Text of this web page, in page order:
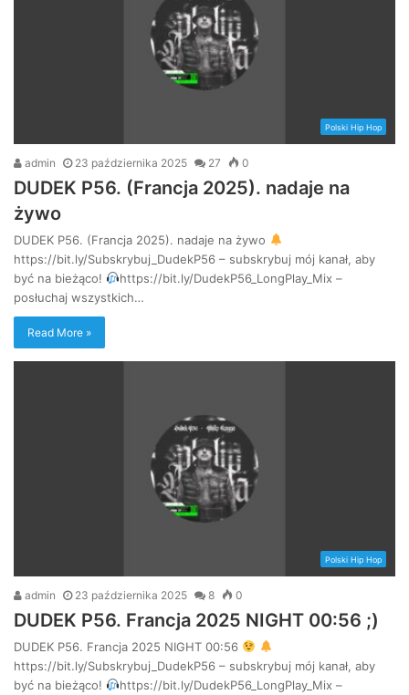
Polski Hip Hop
admin 23 października 2025 27 0
DUDEK P56. (Francja 2025). nadaje na
żywo
DUDEK P56. (Francja 2025). nadaje na żywo
https://bit.ly/Subskrybuj_DudekP56 – subskrybuj mój kanał, aby
być na bieżąco!
https://bit.ly/DudekP56_LongPlay_Mix –
posłuchaj wszystkich…
Read More »
Polski Hip Hop
admin 23 października 2025 8 0
DUDEK P56. Francja 2025 NIGHT 00:56 ;)
DUDEK P56. Francja 2025 NIGHT 00:56
https://bit.ly/Subskrybuj_DudekP56 – subskrybuj mój kanał, aby
być na bieżąco!
https://bit.ly/DudekP56_LongPlay_Mix –